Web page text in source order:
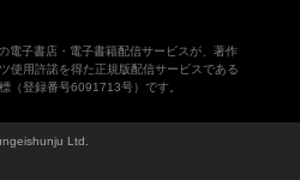
電子書店・電子書籍配信サービスが、著作
使用許諾を得た正規版配信サービスである
（登録番号6091713号）です。
Ltd.